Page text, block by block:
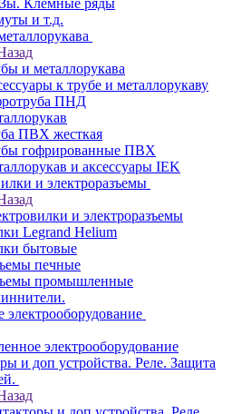
и т.д.
и металлорукава
к трубе и металлорукаву
ПНД
ПВХ жесткая
гофрированные ПВХ
и аксессуары IEK
и электроразъемы
и электроразъемы
Legrand Helium
бытовые
печные
промышленные
электрооборудование
и доп устройства. Реле. Защита